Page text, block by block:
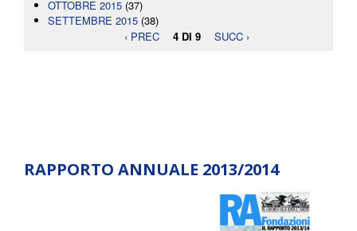
OTTOBRE 2015 (37)
SETTEMBRE 2015 (38)
‹ PREC
4 DI 9 SUCC ›
RAPPORTO ANNUALE 2013/2014